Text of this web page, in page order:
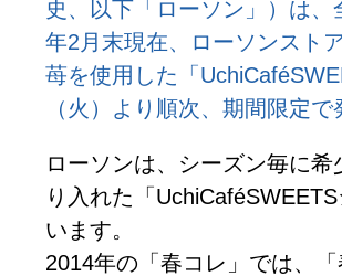
史、以下「ローソン」）は
年2月末現在、ローソンスト
苺を使用した「
（火）より順次、期間限定
ローソンは、シーズン毎に
り入れた「
います。
2014年の「春コレ」では、